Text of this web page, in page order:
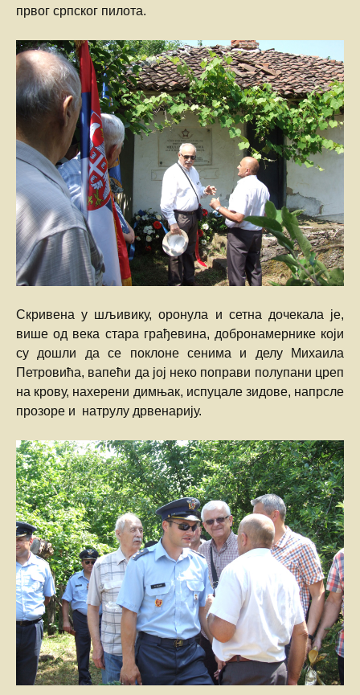
првог српског пилота.
Скривена у шљивику, оронула и сетна дочекала је,
више од века стара грађевина, добронамернике који
су дошли да се поклоне сенима и делу Михаила
Петровића, вапећи да јој неко поправи полупани цреп
на крову, нахерени димњак, испуцале зидове, напрсле
прозоре и натрулу дрвенарију.